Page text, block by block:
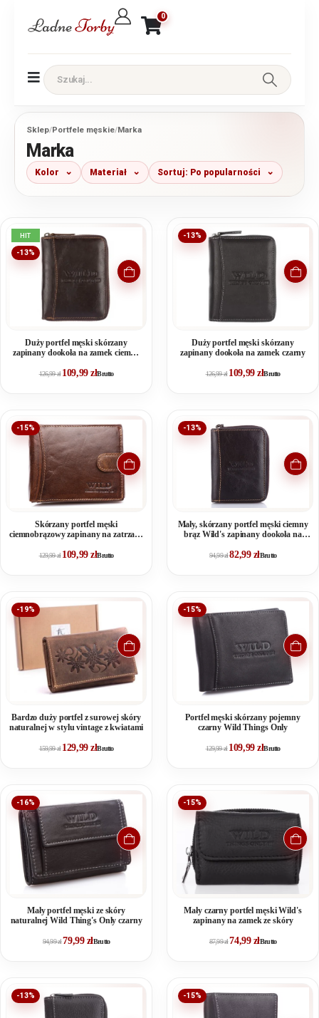
0
Sklep/Portfele męskie/Marka
Marka
Kolor Materiał Sortuj: Po popularności
HIT
-13%
Duży portfel męski skórzany
zapinany dookoła na zamek ciemny
126,99zł 109,99złBrutto
-13%
Duży portfel męski skórzany
zapinany dookoła na zamek czarny
126,99zł 109,99złBrutto
-15%
Skórzany portfel męski
ciemnobrązowy zapinany na zatrzask
129,99zł 109,99złBrutto
-13%
Mały, skórzany portfel męski ciemny
brąz Wild's zapinany dookoła na
94,99zł82,99 złBrutto
-19%
Bardzo duży portfel z surowej skóry
naturalnej w stylu vintage z kwiatami
159,99zł 129,99złBrutto
-15%
Portfel męski skórzany pojemny
czarny Wild Things Only
129,99zł 109,99złBrutto
-16%
Mały portfel męski ze skóry
naturalnej Wild Thing's Only czarny
94,99zł79,99 złBrutto
-15%
Mały czarny portfel męski Wild's
zapinany na zamek ze skóry
87,99zł74,99 złBrutto
-13% -15%